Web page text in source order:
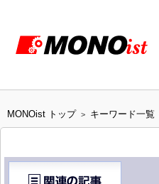
MONOist トップ > キーワード一覧